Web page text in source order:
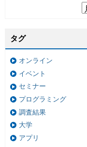
タグ
オンライン
イベント
セミナー
プログラミング
調査結果
大学
アプリ